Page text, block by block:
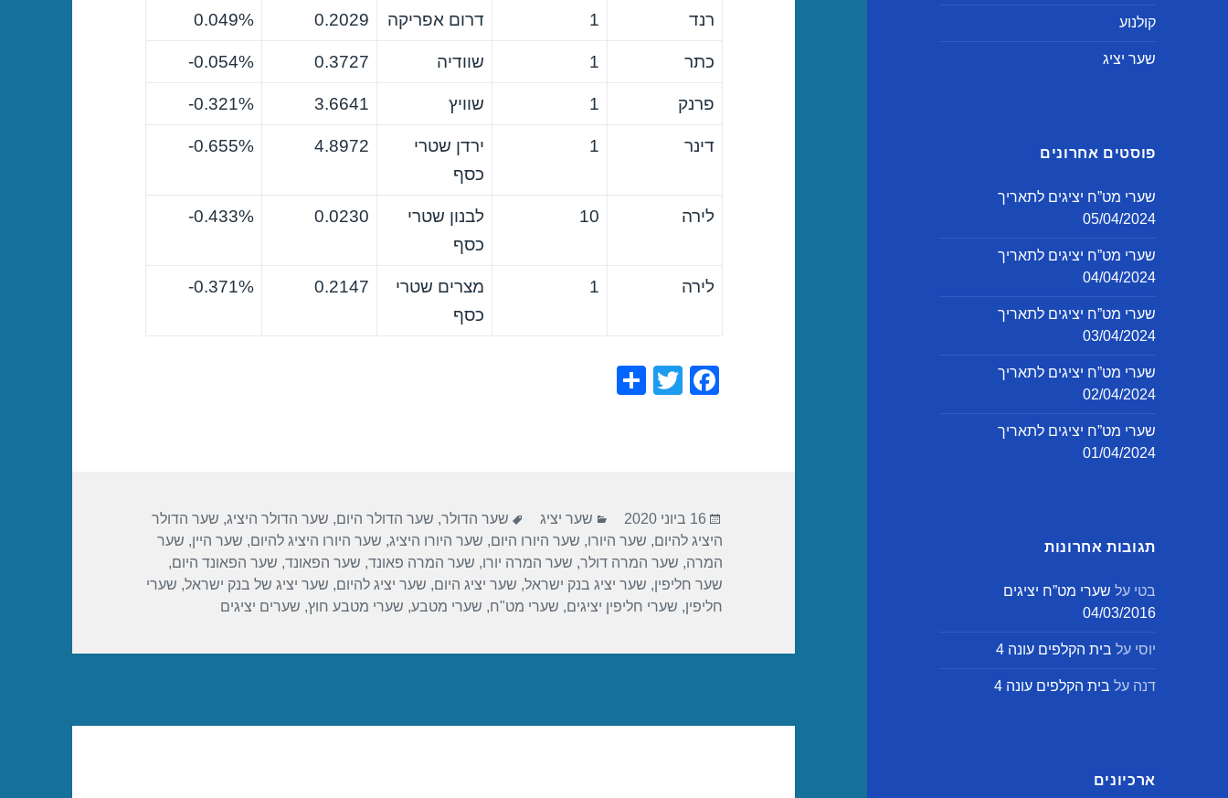
קולנוע
שער יציג
פוסטים אחרונים
שערי מט”ח יציגים לתאריך
05/04/2024
שערי מט”ח יציגים לתאריך
04/04/2024
שערי מט”ח יציגים לתאריך
03/04/2024
שערי מט”ח יציגים לתאריך
02/04/2024
שערי מט”ח יציגים לתאריך
01/04/2024
תגובות אחרונות
בטי על שערי מט”ח יציגים
04/03/2016
יוסי על בית הקלפים עונה 4
דנה על בית הקלפים עונה 4
ארכיונים
רנד 1 דרום אפריקה 0.2029
0.049%
כתר 1 שוודיה 0.3727
0.054%-
פרנק 1 שוויץ 3.6641
0.321%-
דינר 1
ירדן שטרי
כסף
4.8972
0.655%-
לירה 10
לבנון שטרי
כסף
0.0230
0.433%-
לירה 1
מצרים שטרי
כסף
0.2147
0.371%-
F
o
o
k
T
פורסם
בתאריך
16 ביוני 2020 קטגוריות
שער יציג תגיות
שער הדולר, שער הדולר היום, שער הדולר היציג, שער הדולר
היציג להיום, שער היורו, שער היורו היום, שער היורו היציג, שער היורו היציג להיום, שער היין, שער
המרה, שער המרה דולר, שער המרה יורו, שער המרה פאונד, שער הפאונד, שער הפאונד היום,
שער חליפין, שער יציג בנק ישראל, שער יציג היום, שער יציג להיום, שער יציג של בנק ישראל, שערי
חליפין, שערי חליפין יציגים, שערי מט"ח, שערי מטבע, שערי מטבע חוץ, שערים יציגים